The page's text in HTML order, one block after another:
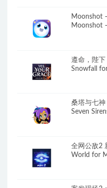
Moonshot
Moonshot
遵命，陛下
Snowfall
桑塔与七
Seven
全网公敌2
World for